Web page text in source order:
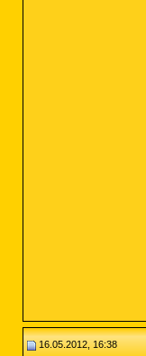
16.05.2012, 16:38